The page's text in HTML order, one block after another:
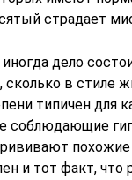
страдает
дело
сколько в стиле
типичен для
соблюдающие
и тот факт, что